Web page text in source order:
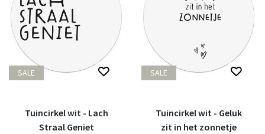
SALE
Tuincirkel wit - Lach
Straal Geniet
SALE
Tuincirkel wit - Geluk
zit in het zonnetje